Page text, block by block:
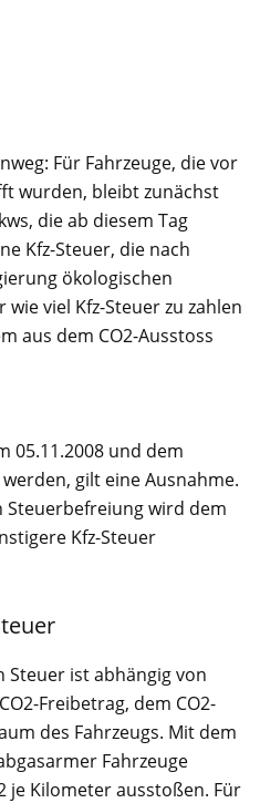
Für Fahrzeuge, die vor
wurden, bleibt zunächst
die ab diesem Tag
Kfz-Steuer, die nach
ökologischen
viel Kfz-Steuer zu zahlen
aus dem CO2-Ausstoss
05.11.2008 und dem
gilt eine Ausnahme.
Steuerbefreiung wird dem
Kfz-Steuer
Steuer ist abhängig von
Freibetrag, dem CO2-
des Fahrzeugs. Mit dem
Fahrzeuge
je Kilometer ausstoßen. Für